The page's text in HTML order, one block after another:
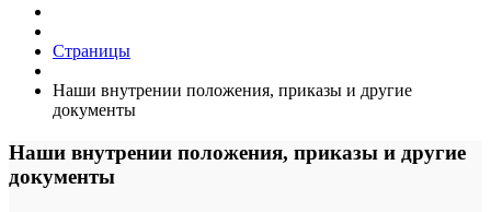
Страницы
Наши внутрении положения, приказы и другие
документы
Наши внутрении положения, приказы и другие
документы